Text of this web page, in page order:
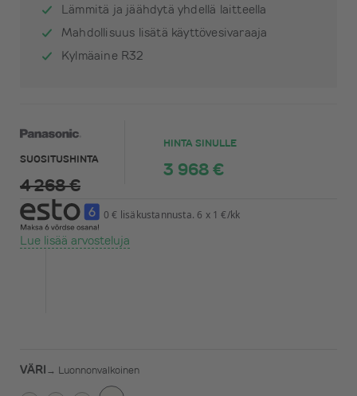
Lämmitä ja jäähdytä yhdellä laitteella
Mahdollisuus lisätä käyttövesivaraaja
Kylmäaine R32
SUOSITUSHINTA
4 268 €
HINTA SINULLE
3 968 €
0 € lisäkustannusta. 6 x 1 €/kk
Lue lisää arvosteluja
VÄRI→ Luonnonvalkoinen